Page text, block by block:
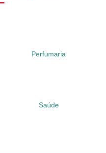
Perfumaria
Saúde